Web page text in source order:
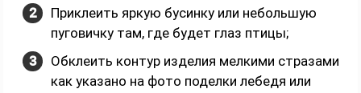
Приклеить яркую бусинку или небольшую
пуговичку там, где будет глаз птицы;
Обклеить контур изделия мелкими стразами
как указано на фото поделки лебедя или